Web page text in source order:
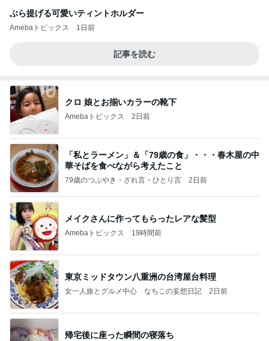
ぶら提げる可愛いティントホルダー
Amebaトピックス 1日前
記事を読む
クロ 娘とお揃いカラーの靴下
Amebaトピックス 2日前
「私とラーメン」＆「79歳の食」・・・春木屋の中
華そばを食べながら考えたこと
79歳のつぶやき・ざれ言・ひとり言 2日前
メイクさんに作ってもらったレアな髪型
Amebaトピックス 19時間前
東京ミッドタウン八重洲の台湾屋台料理
女一人旅とグルメ中心 なちこの妄想日記 2日前
帰宅後に座った瞬間の寝落ち